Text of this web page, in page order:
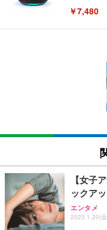
￥7,480
い 跳ね
キング
ン樹脂ベ
(黒網+黒
SIHOO
ュチェア
￥27,999
Sezlife
ワーク チ
能 人間
EIZO ビ
￥
EIZO ビ
￥
【純正品
フック付
Amazon
回使い捨
Amazon
x2袋(84
￥3,234
ネオ・ル
り 単品
【女子
ックアッ
エンタメ
2023.1.20(